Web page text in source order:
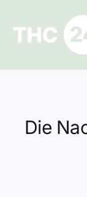
springen
Ratgeber
Die